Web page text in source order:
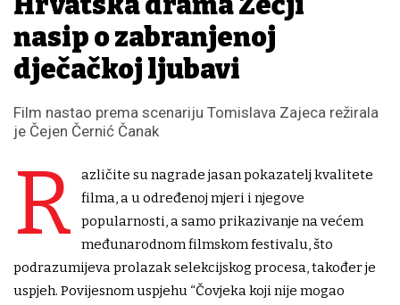
nasip o zabranjenoj
dječačkoj ljubavi
Film nastao prema scenariju Tomislava Zajeca režirala
je Čejen Černić Čanak
R
azličite su nagrade jasan pokazatelj kvalitete
filma, a u određenoj mjeri i njegove
popularnosti, a samo prikazivanje na većem
međunarodnom filmskom festivalu, što
podrazumijeva prolazak selekcijskog procesa, također je
uspjeh. Povijesnom uspjehu “Čovjeka koji nije mogao